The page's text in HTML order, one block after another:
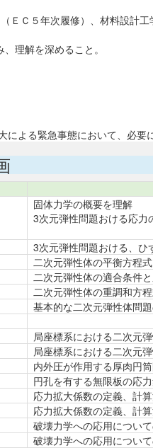
Ｃ５年次履修）、材料設計工
理解を深めること。
よる緊急事態において、必要
固体力学の概要を理解
3次元弾性問題おける応力
3次元弾性問題おける、ひ
二次元弾性体の平衡方程
二次元弾性体の適合条件
二次元弾性体の重調和方
基本的な二次元弾性体問
局座標系における二次元
局座標系における二次元
内外圧が作用する厚肉円
円孔を有する無限板の応
応力拡大係数の定義、計
応力拡大係数の定義、計
破壊力学への応用につい
破壊力学への応用につい